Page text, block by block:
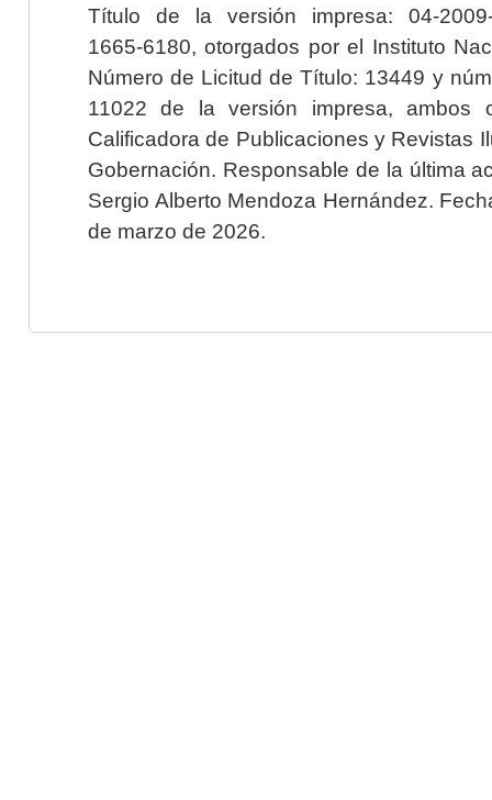
Título de la versión impresa: 04-2009-
1665-6180, otorgados por el Instituto
Número de Licitud de Título: 13449 y
11022 de la versión impresa, ambos
Calificadora de Publicaciones y Revistas
Gobernación. Responsable de la última
Sergio Alberto Mendoza Hernández.
de marzo de 2026.